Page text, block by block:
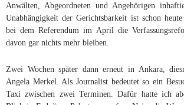
Anwälten, Abgeordneten und Angehörigen
Unabhängigkeit der Gerichtsbarkeit ist schon
bei dem Referendum im April die
davon gar nichts mehr bleiben.
Zwei Wochen später dann erneut in Ankara,
Angela Merkel. Als Journalist bedeutet so ein
Taxi zwischen zwei Terminen. Dafür hatte ich